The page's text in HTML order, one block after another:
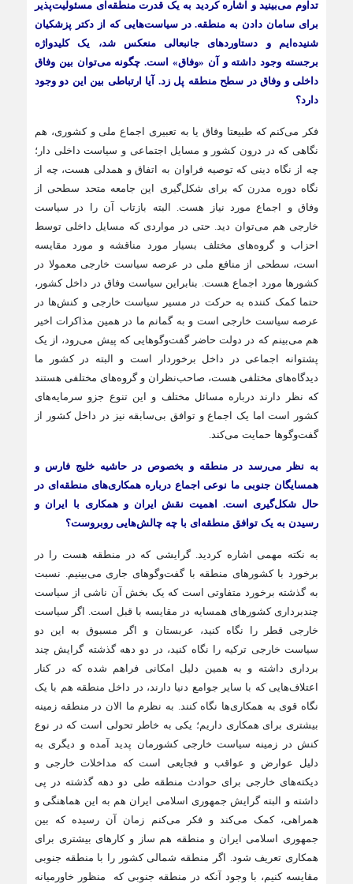
تداوم می‌بینید و اشاره کردید به یک قدرت منطقه‌ای مسئولیت‌پذیر
برای سامان دادن به منطقه. در سیاست‌هایی که از دکتر پزشکیان
شنیده‌ایم و دستاوردهای جانبعالی منعکس شد، یک کلیدواژه
برجسته وجود داشته و آن «وفاق» است. چگونه می‌توان بین وفاق
داخلی و وفاق در سطح منطقه پل زد. آیا ارتباطی بین این دو وجود
دارد؟
فکر می‌کنم که طبیعتا وفاق یا به تعبیری اجماع ملی و کشوری، هم
نگاهی که در درون کشور و مسایل اجتماعی و سیاست داخلی دار؛
چه از نگاه دینی که توصیه فراوان به اتفاق و همدلی هست، چه از
نگاه دوره مدرن که برای شکل‌گیری این جامعه متحد سطحی از
وفاق و اجماع مورد نیاز هست. البته بازتاب آن را در سیاست
خارجی هم می‌توان دید. حتی در مواردی که مسایل داخلی توسط
احزاب و گروه‌های مختلف بسیار مورد مناقشه و مورد مقایسه
است، سطحی از منافع ملی در عرصه سیاست خارجی معمولا در
کشورها مورد اجماع هست. بنابراین سیاست وفاق در داخل کشور،
حتما کمک کننده به حرکت در مسیر سیاست خارجی و کنش‌ها در
عرصه سیاست خارجی است و به گمانم ما در همین مذاکرات اخیر
هم می‌بینم که در دولت حاضر گفت‌وگوهایی که پیش می‌رود، از یک
پشتوانه اجماعی در داخل برخوردار است و البته در کشور ما
دیدگاه‌های مختلفی هست، صاحب‌نظران و گروه‌های مختلفی هستند
که نظر دارند درباره مسائل مختلف و این تنوع جزو سرمایه‌های
کشور است اما یک اجماع و توافق بی‌سابقه‌ نیز در داخل کشور از
گفت‌وگوها حمایت می‌کند.
به نظر می‌رسد در منطقه و بخصوص در حاشیه خلیج فارس و
همسایگان جنوبی ما نوعی اجماع درباره همکاری‌های منطقه‌ای در
حال شکل‌گیری است. اهمیت نقش ایران و همکاری با ایران و
رسیدن به یک توافق منطقه‌ای با چه چالش‌هایی روبروست؟
به نکته مهمی اشاره کردید. گرایشی که در منطقه هست را در
برخورد با کشورهای منطقه با گفت‌وگوهای جاری می‌بینیم. نسبت
به گذشته برخورد متفاوتی است که یک بخش آن ناشی از سیاست
چندبرداری کشورهای همسایه در مقایسه با قبل است. اگر سیاست
خارجی قطر را نگاه کنید، عربستان و اگر مسبوق به این دو
سیاست خارجی ترکیه را نگاه کنید، در دو دهه گذشته گرایش چند
برداری داشته و به همین دلیل امکانی فراهم شده که در کنار
اعتلاف‌هایی که با سایر جوامع دنیا دارند، در داخل منطقه هم با یک
نگاه قوی به همکاری‌ها نگاه کنند. به نظرم ما الان در منطقه زمینه
بیشتری برای همکاری داریم؛ یکی به خاطر تحولی است که در نوع
کنش در زمینه سیاست خارجی کشورمان پدید آمده و دیگری به
دلیل عوارض و عواقب و فجایعی است که مداخلات خارجی و
دیکته‌های خارجی برای حوادث منطقه طی دو دهه گذشته در پی
داشته و البته گرایش جمهوری اسلامی ایران هم به این هماهنگی و
همراهی، کمک می‌کند و فکر می‌کنم زمان آن رسیده که بین
جمهوری اسلامی ایران و منطقه هم ساز و کارهای بیشتری برای
همکاری تعریف شود. اگر منطقه شمالی کشور را با منطقه جنوبی
مقایسه کنیم، با وجود آنکه در منطقه جنوبی که منظور خاورمیانه